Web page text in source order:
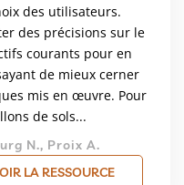
des utilisateurs.
des précisions sur le
courants pour en
de mieux cerner
mis en œuvre. Pour
de sols...
N., Proix A.
LA RESSOURCE